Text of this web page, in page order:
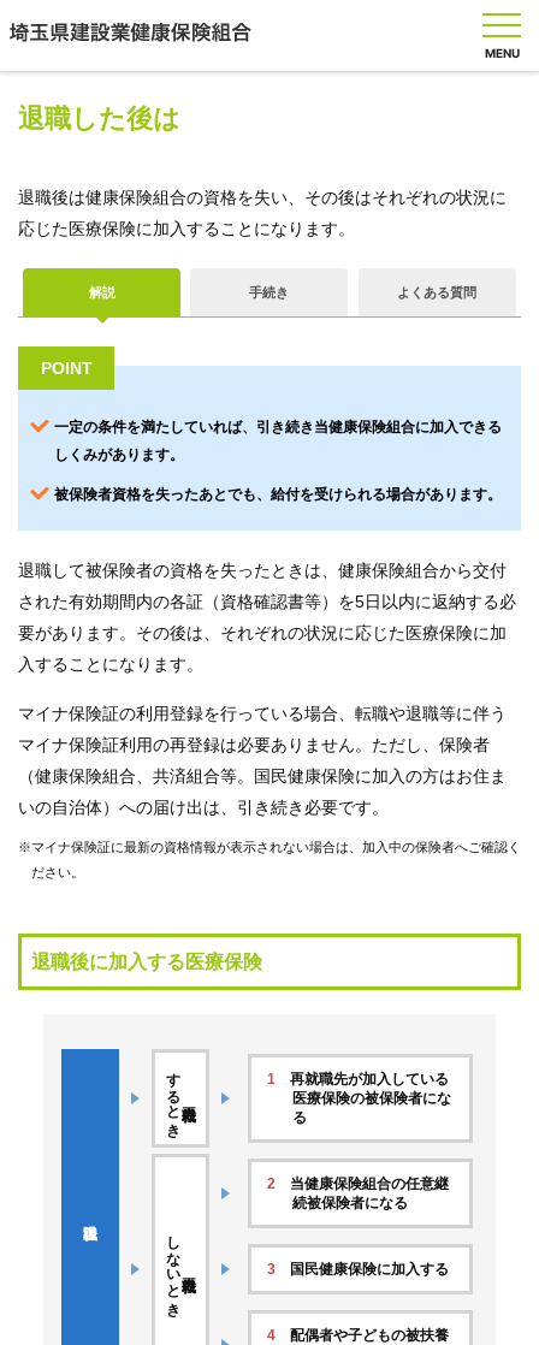
MENU
健
保
の
健
の
健
事
業
各
手
続
き
申
請
覧
退職した後は
退職後は健康保険組合の資格を失い、その後はそれぞれの状況に
応じた医療保険に加入することになります。
解説 手続き よくある質問
POINT
一定の条件を満たしていれば、引き続き当健康保険組合に加入できる
しくみがあります。
被保険者資格を失ったあとでも、給付を受けられる場合があります。
退職して被保険者の資格を失ったときは、健康保険組合から交付
された有効期間内の各証（資格確認書等）を5日以内に返納する必
要があります。その後は、それぞれの状況に応じた医療保険に加
入することになります。
マイナ保険証の利用登録を行っている場合、転職や退職等に伴う
マイナ保険証利用の再登録は必要ありません。ただし、保険者
（健康保険組合、共済組合等。国民健康保険に加入の方はお住ま
いの自治体）への届け出は、引き続き必要です。
※マイナ保険証に最新の資格情報が表示されない場合は、加入中の保険者へご確認く
ださい。
退職後に加入する医療保険
するとき 1再就職先が加入している
医療保険の被保険者にな
る
しないとき
2当健康保険組合の任意継
続被保険者になる
3国民健康保険に加入する
4配偶者や子どもの被扶養